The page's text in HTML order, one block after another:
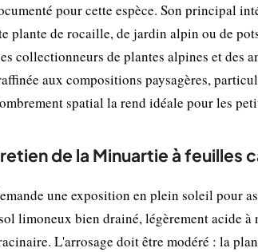
pour cette espèce. Son principal
plante de rocaille, de jardin alpin ou de
collectionneurs de plantes alpines et des
aux compositions paysagères,
spatial la rend idéale pour les
de la Minuartie à feuilles
une exposition en plein soleil pour
limoneux bien drainé, légèrement acide
L'arrosage doit être modéré : la